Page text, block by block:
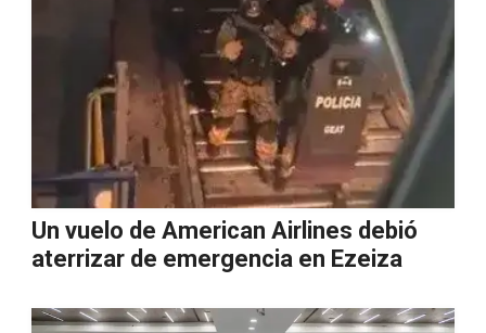
Un vuelo de American Airlines debió
aterrizar de emergencia en Ezeiza